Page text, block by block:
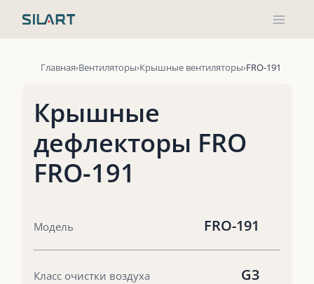
Главная Вентиляторы Крышные вентиляторы FRO-191
Крышные
дефлекторы FRO
FRO-191
Модель FRO-191
Класс очистки воздуха G3